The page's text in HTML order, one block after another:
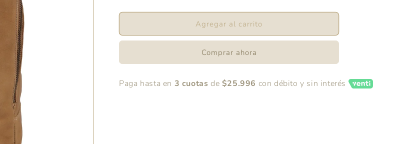
Agregar al carrito
Comprar ahora
Paga hasta en 3 cuotas de $25.996 con débito y sin interés